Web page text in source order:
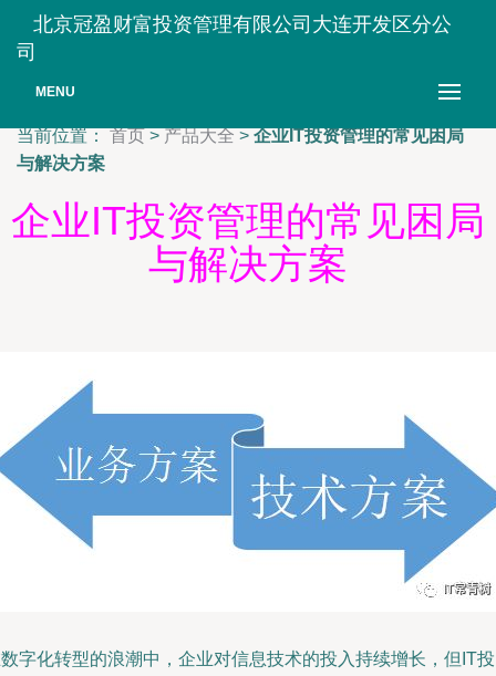
北京冠盈财富投资管理有限公司大连开发区分公
司
MENU
当前位置： 首页 > 产品大全 > 企业IT投资管理的常见困局
与解决方案
企业IT投资管理的常见困局
与解决方案
字化转型的浪潮中，企业对信息技术的投入持续增长，但IT